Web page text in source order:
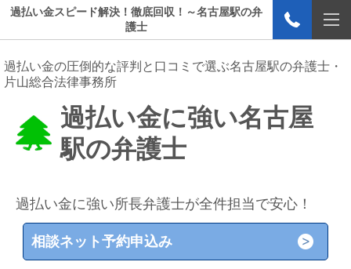
過払い金スピード解決！徹底回収！～名古屋駅の弁
護士
過払い金の圧倒的な評判と口コミで選ぶ名古屋駅の弁護士・
片山総合法律事務所
過払い金に強い名古屋
駅の弁護士
過払い金に強い所長弁護士が全件担当で安心！
相談ネット予約申込み